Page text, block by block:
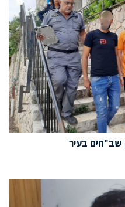
שב"חים בעיר